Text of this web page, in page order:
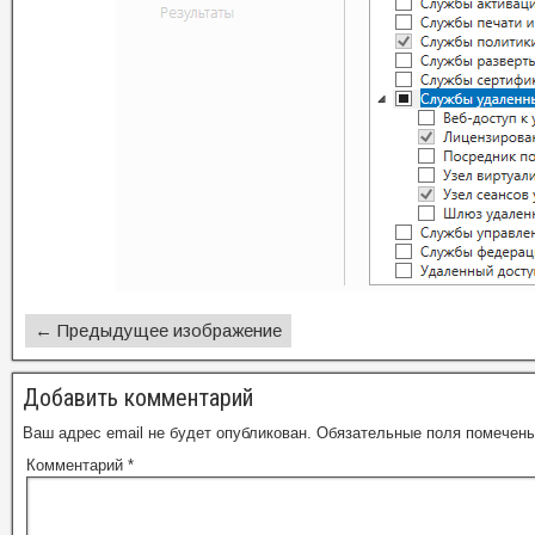
← Предыдущее изображение
Добавить комментарий
Ваш адрес email не будет опубликован. Обязательные поля
Комментарий *